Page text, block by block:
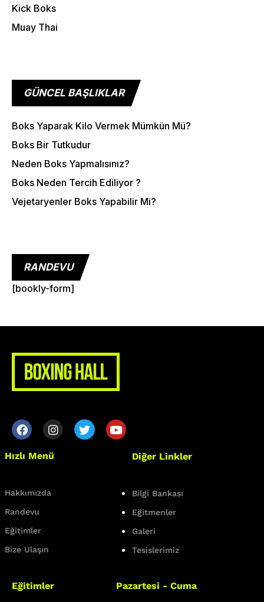
Kick Boks
Muay Thai
GÜNCEL BAŞLIKLAR
Boks Yaparak Kilo Vermek Mümkün Mü?
Boks Bir Tutkudur
Neden Boks Yapmalısınız?
Boks Neden Tercih Ediliyor ?
Vejetaryenler Boks Yapabilir Mi?
RANDEVU
[bookly-form]
Hızlı Menü
Hakkımızda
Randevu
Eğitimler
Bize Ulaşın
Diğer Linkler
Bilgi Bankası
Eğitmenler
Galeri
Tesislerimiz
Eğitimler Pazartesi - Cuma
Cardio
Outdoor Exercise
467 Davidson ave
Los Angeles CA 95716